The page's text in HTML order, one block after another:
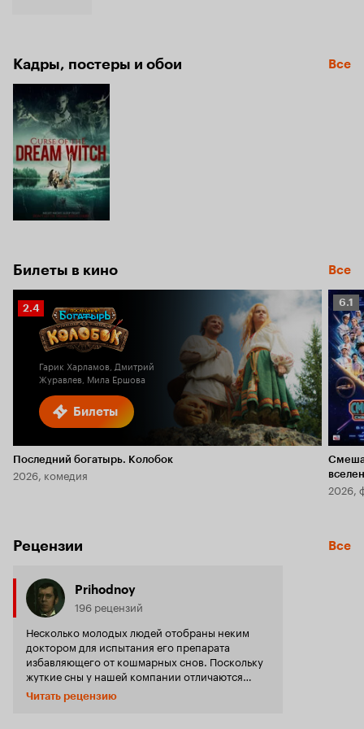
Кадры, постеры и обои Все
Билеты в кино Все
Билеты
Рейтинг
Кинопоиска
2.4
Гарик Харламов, Дмитрий
Журавлев, Мила Ершова
Последний богатырь. Колобок
2026, комедия
6.1
6.1
2026,
Рецензии Все
Prihodnoy
196 рецензий
Несколько молодых людей отобраны неким
доктором для испытания его препарата
избавляющего от кошмарных снов. Поскольку
жуткие сны у нашей компании отличаются
масштабностью и постоянством, то попытка не
пытка, а кроме того, за участие в эксперименте
Читать рецензию